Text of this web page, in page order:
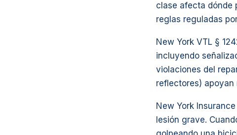
clase afecta dónde
reglas reguladas
New York VTL §
incluyendo
violaciones del
reflectores)
New York
lesión grave.